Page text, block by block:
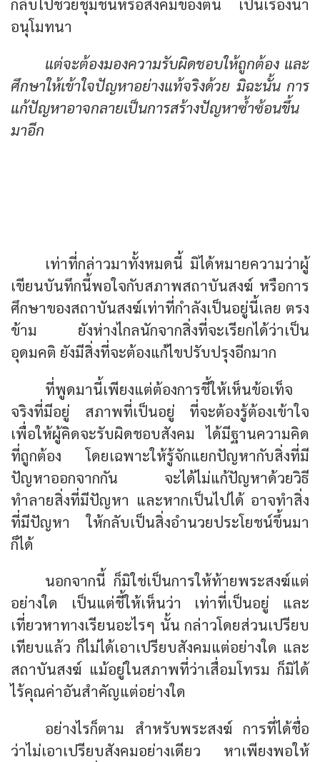
กลับไปช่วยชุมชนหรือสังคมของตน เป็นเรื่องน่า
อนุโมทนา
แต่จะต้องมองความรับผิดชอบให้ถูกต้อง และ
ศึกษาให้เข้าใจปัญหาอย่างแท้จริงด้วย มิฉะนั้น การ
แก้ปัญหาอาจกลายเป็นการสร้างปัญหาซ้ำซ้อนขึ้น
มาอีก
เท่าที่กล่าวมาทั้งหมดนี้ มิได้หมายความว่าผู้
เขียนบันทึกนี้พอใจกับสภาพสถาบันสงฆ์ หรือการ
ศึกษาของสถาบันสงฆ์เท่าที่กำลังเป็นอยู่นี้เลย ตรง
ข้าม ยังห่างไกลนักจากสิ่งที่จะเรียกได้ว่าเป็น
อุดมคติ ยังมีสิ่งที่จะต้องแก้ไขปรับปรุงอีกมาก
ที่พูดมานี้เพียงแต่ต้องการชี้ให้เห็นข้อเท็จ
จริงที่มีอยู่ สภาพที่เป็นอยู่ ที่จะต้องรู้ต้องเข้าใจ
เพื่อให้ผู้คิดจะรับผิดชอบสังคม ได้มีฐานความคิด
ที่ถูกต้อง โดยเฉพาะให้รู้จักแยกปัญหากับสิ่งที่มี
ปัญหาออกจากกัน จะได้ไม่แก้ปัญหาด้วยวิธี
ทำลายสิ่งที่มีปัญหา และหากเป็นไปได้ อาจทำสิ่ง
ที่มีปัญหา ให้กลับเป็นสิ่งอำนวยประโยชน์ขึ้นมา
ก็ได้
นอกจากนี้ ก็มิใช่เป็นการให้ท้ายพระสงฆ์แต่
อย่างใด เป็นแต่ชี้ให้เห็นว่า เท่าที่เป็นอยู่ และ
เที่ยวหาทางเรียนอะไรๆ นั้น กล่าวโดยส่วนเปรียบ
เทียบแล้ว ก็ไม่ได้เอาเปรียบสังคมแต่อย่างใด และ
สถาบันสงฆ์ แม้อยู่ในสภาพที่ว่าเสื่อมโทรม ก็มิได้
ไร้คุณค่าอันสำคัญแต่อย่างใด
อย่างไรก็ตาม สำหรับพระสงฆ์ การที่ได้ชื่อ
ว่าไม่เอาเปรียบสังคมอย่างเดียว หาเพียงพอให้